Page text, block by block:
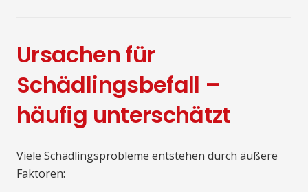
Ursachen für
Schädlingsbefall –
häufig unterschätzt
Viele Schädlingsprobleme entstehen durch äußere
Faktoren: